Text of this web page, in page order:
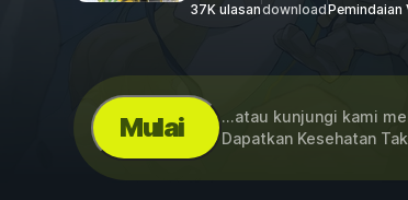
37K ulasandownloadPemindaian
Mulai ...atau kunjungi kami
Dapatkan Kesehatan